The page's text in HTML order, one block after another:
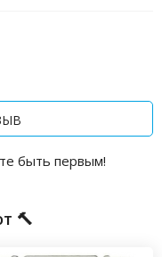
быть первым!
🔨